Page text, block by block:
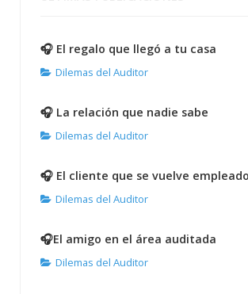
🎧 El regalo que llegó a tu casa
Dilemas del Auditor
🎧 La relación que nadie sabe
Dilemas del Auditor
🎧 El cliente que se vuelve
Dilemas del Auditor
🎧El amigo en el área auditada
Dilemas del Auditor